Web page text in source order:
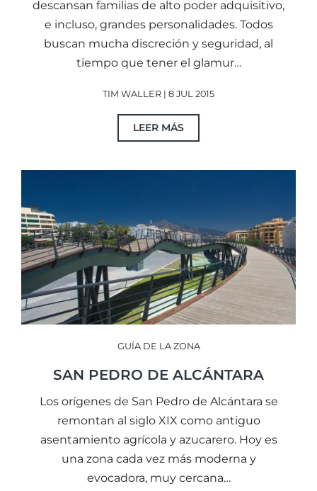
descansan familias de alto poder adquisitivo,
e incluso, grandes personalidades. Todos
buscan mucha discreción y seguridad, al
tiempo que tener el glamur…
TIM WALLER | 8 JUL 2015
LEER MÁS
GUÍA DE LA ZONA
SAN PEDRO DE ALCÁNTARA
Los orígenes de San Pedro de Alcántara se
remontan al siglo XIX como antiguo
asentamiento agrícola y azucarero. Hoy es
una zona cada vez más moderna y
evocadora, muy cercana…